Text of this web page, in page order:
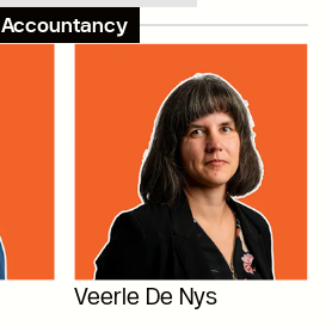
Accountancy
Veerle De Nys